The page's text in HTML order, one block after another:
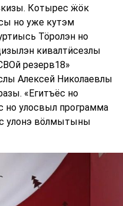
Котырес ӝӧк
но уже кутэм
Тӧролэн но
кивалтӥсезлы
резерв18»
Алексей Николаевлы
«Егитъёс но
но улосвыл программа
улонэ вӧлмытыны